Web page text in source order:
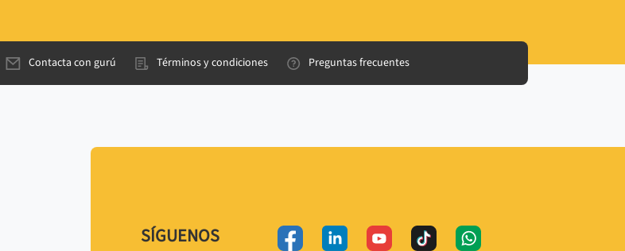
Contacta con gurú Términos y condiciones Preguntas frecuentes
SÍGUENOS